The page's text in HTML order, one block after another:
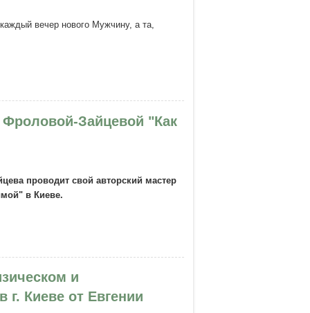
вечер нового Мужчину, а та,
Фроловой-Зайцевой "Как
проводит свой авторский мастер
в Киеве.
Зайцевой "Как стать желанной и
и
г. Киеве от Евгении